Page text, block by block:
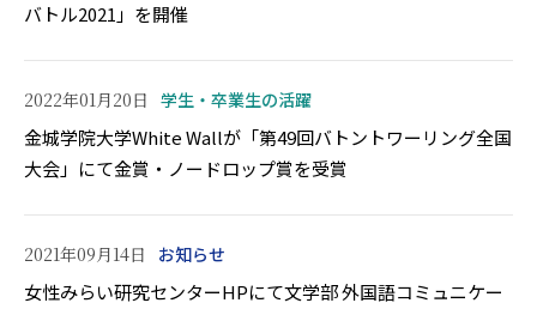
バトル2021」を開催
2022年01月20日 学生・卒業生の活躍
金城学院大学White Wallが「第49回バトントワーリング全国
大会」にて金賞・ノードロップ賞を受賞
2021年09月14日 お知らせ
女性みらい研究センターHPにて文学部 外国語コミュニケー